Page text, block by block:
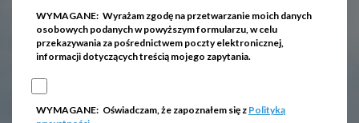
WYMAGANE: Wyrażam zgodę na przetwarzanie moich danych
osobowych podanych w powyższym formularzu, w celu
przekazywania za pośrednictwem poczty elektronicznej,
informacji dotyczących treścią mojego zapytania.
WYMAGANE: Oświadczam, że zapoznałem się z Polityką